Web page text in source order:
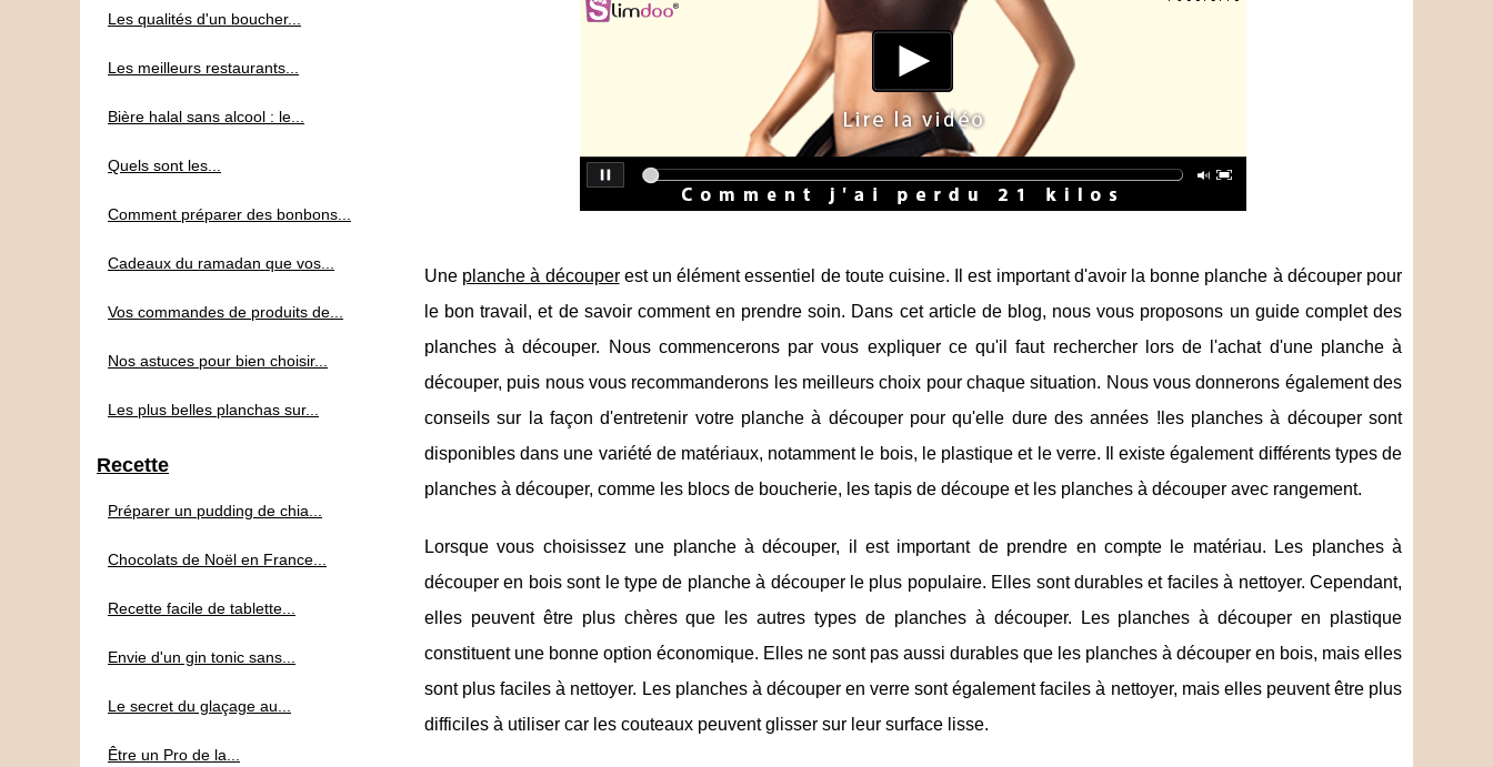
Une planche à découperest un élément essentiel de toute cuisine. Il est important d'avoir la bonne planche à découper pour
le bon travail, et de savoir comment en prendre soin. Dans cet article de blog, nous vous proposons un guide complet des
planches à découper. Nous commencerons par vous expliquer ce qu'il faut rechercher lors de l'achat d'une planche à
découper, puis nous vous recommanderons les meilleurs choix pour chaque situation. Nous vous donnerons également des
conseils sur la façon d'entretenir votre planche à découper pour qu'elle dure des années !les planches à découper sont
disponibles dans une variété de matériaux, notamment le bois, le plastique et le verre. Il existe également différents types de
planches à découper, comme les blocs de boucherie, les tapis de découpe et les planches à découper avec rangement.
Lorsque vous choisissez une planche à découper, il est important de prendre en compte le matériau. Les planches à
découper en bois sont le type de planche à découper le plus populaire. Elles sont durables et faciles à nettoyer. Cependant,
elles peuvent être plus chères que les autres types de planches à découper. Les planches à découper en plastique
constituent une bonne option économique. Elles ne sont pas aussi durables que les planches à découper en bois, mais elles
sont plus faciles à nettoyer. Les planches à découper en verre sont également faciles à nettoyer, mais elles peuvent être plus
difficiles à utiliser car les couteaux peuvent glisser sur leur surface lisse.
Les qualités d'un boucher...
Les meilleurs restaurants...
Bière halal sans alcool : le...
Quels sont les...
Comment préparer des bonbons...
Cadeaux du ramadan que vos...
Vos commandes de produits de...
Nos astuces pour bien choisir...
Les plus belles planchas sur...
Recette
Préparer un pudding de chia...
Chocolats de Noël en France...
Recette facile de tablette...
Envie d'un gin tonic sans...
Le secret du glaçage au...
Être un Pro de la...